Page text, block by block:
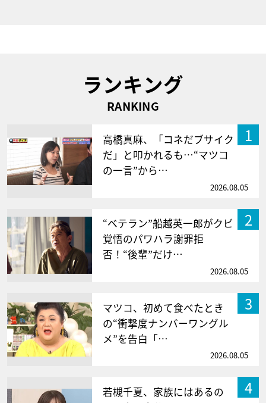
ランキング
RANKING
1
高橋真麻、「コネだブサイク
だ」と叩かれるも…“マツコ
の一言”から…
2026.08.05
2
“ベテラン”船越英一郎がクビ
覚悟のパワハラ謝罪拒
否！“後輩”だけ…
2026.08.05
3
マツコ、初めて食べたとき
の“衝撃度ナンバーワングル
メ”を告白「…
2026.08.05
4
若槻千夏、家族にはあるの